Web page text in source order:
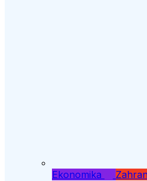
Ekonomika